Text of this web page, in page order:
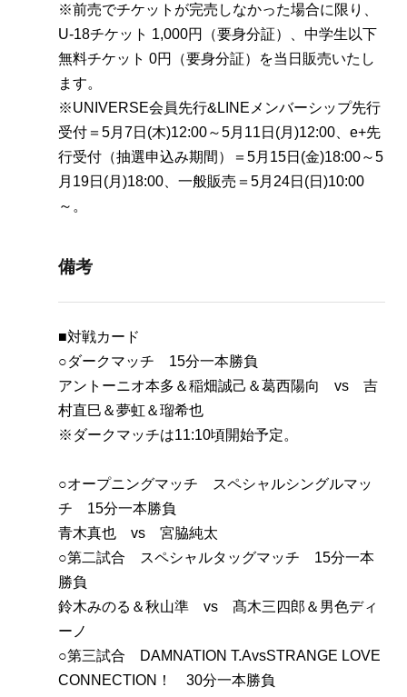
※前売でチケットが完売しなかった場合に限り、
U-18チケット 1,000円（要身分証）、中学生以下
無料チケット 0円（要身分証）を当日販売いたし
ます。
※UNIVERSE会員先行&LINEメンバーシップ先行
受付＝5月7日(木)12:00～5月11日(月)12:00、e+先
行受付（抽選申込み期間）＝5月15日(金)18:00～5
月19日(月)18:00、一般販売＝5月24日(日)10:00
～。
備考
■対戦カード
○ダークマッチ 15分一本勝負
アントーニオ本多＆稲畑誠己＆葛西陽向 vs 吉
村直巳＆夢虹＆瑠希也
※ダークマッチは11:10頃開始予定。
○オープニングマッチ スペシャルシングルマッ
チ 15分一本勝負
青木真也 vs 宮脇純太
○第二試合 スペシャルタッグマッチ 15分一本
勝負
鈴木みのる＆秋山準 vs 髙木三四郎＆男色ディ
ーノ
○第三試合 DAMNATION T.AvsSTRANGE LOVE
CONNECTION！ 30分一本勝負